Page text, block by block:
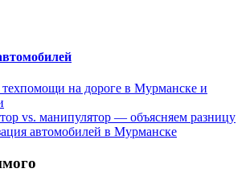
техпомощи на дороге в Мурманске и
vs. манипулятор — объясняем разницу
автомобилей в Мурманске